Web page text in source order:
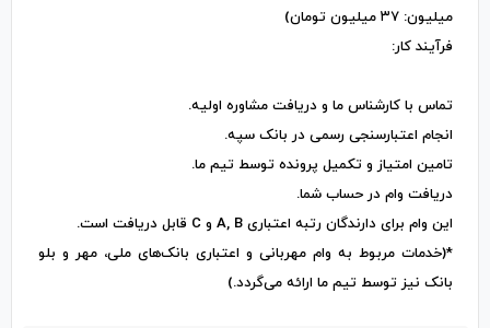
میلیون: ۳۷ میلیون تومان)
فرآیند کار:
تماس با کارشناس ما و دریافت مشاوره اولیه.
انجام اعتبارسنجی رسمی در بانک سپه.
تامین امتیاز و تکمیل پرونده توسط تیم ما.
دریافت وام در حساب شما.
این وام برای دارندگان رتبه اعتباری A, B و C قابل دریافت است.
*(خدمات مربوط به وام مهربانی و اعتباری بانک‌های ملی، مهر و بلو
بانک نیز توسط تیم ما ارائه می‌گردد.)